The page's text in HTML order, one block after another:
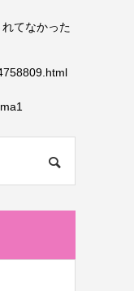
てなかった